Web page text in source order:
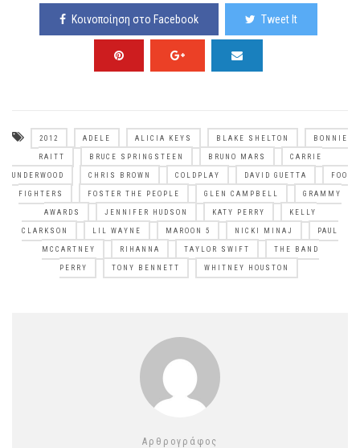
Κοινοποίηση στο Facebook Tweet It
2012 ADELE ALICIA KEYS BLAKE SHELTON BONNIE
RAITT BRUCE SPRINGSTEEN BRUNO MARS CARRIE
UNDERWOOD CHRIS BROWN COLDPLAY DAVID GUETTA FOO
FIGHTERS FOSTER THE PEOPLE GLEN CAMPBELL GRAMMY
AWARDS JENNIFER HUDSON KATY PERRY KELLY
CLARKSON LIL WAYNE MAROON 5 NICKI MINAJ PAUL
MCCARTNEY RIHANNA TAYLOR SWIFT THE BAND
PERRY TONY BENNETT WHITNEY HOUSTON
Αρθρογράφος